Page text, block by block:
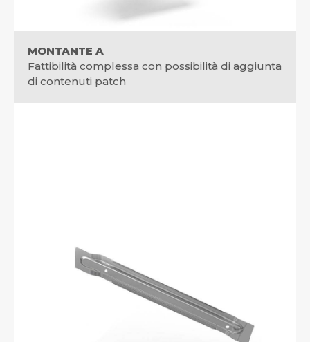
MONTANTE A
Fattibilità complessa con possibilità di aggiunta
di contenuti patch